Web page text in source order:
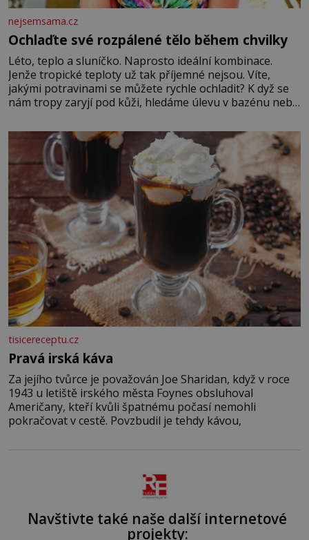
nejsemsama.cz
Ochlaďte své rozpálené tělo během chvilky
Léto, teplo a sluníčko. Naprosto ideální kombinace.
Jenže tropické teploty už tak příjemné nejsou. Víte,
jakými potravinami se můžete rychle ochladit? K dyž se
nám tropy zaryjí pod kůži, hledáme úlevu v bazénu nebo
blízkosti. Nemusíte však zoufat. Pokud budete mít
promyšlený jídelníček, žadné pařáky si na vás
tisicereceptu.cz
Pravá irská káva
Za jejího tvůrce je považován Joe Sharidan, když v roce
1943 u letiště irského města Foynes obsluhoval
Američany, kteří kvůli špatnému počasí nemohli
pokračovat v cestě. Povzbudil je tehdy kávou,
Navštivte také naše další internetové
projekty: